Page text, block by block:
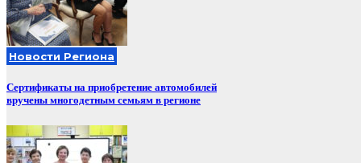
Новости Региона
Сертификаты на приобретение автомобилей
вручены многодетным семьям в регионе